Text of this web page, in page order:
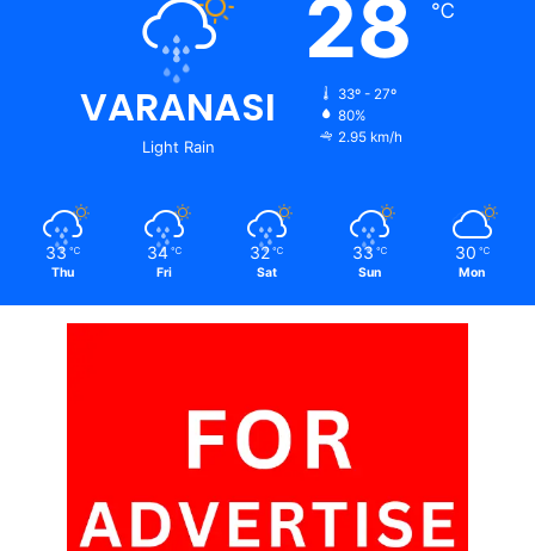
VARANASI
Light Rain
28 ℃
33º - 27º
80%
2.95 km/h
33 ℃
Thu
34 ℃
Fri
32 ℃
Sat
33 ℃
Sun
30 ℃
Mon